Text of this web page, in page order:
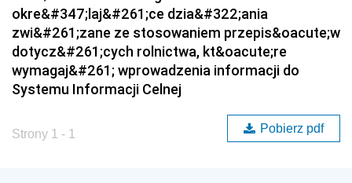
okre&#347;laj&#261;ce dzia&#322;ania
zwi&#261;zane ze stosowaniem przepis&oacute;w
dotycz&#261;cych rolnictwa, kt&oacute;re
wymagaj&#261; wprowadzenia informacji do
Systemu Informacji Celnej
Strony 1 - 1 Pobierz pdf